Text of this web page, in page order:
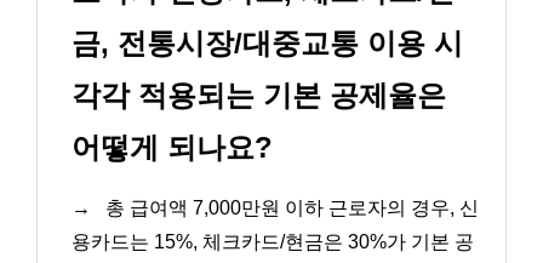
금, 전통시장/대중교통 이용 시
각각 적용되는 기본 공제율은
어떻게 되나요?
→
총 급여액 7,000만원 이하 근로자의 경우, 신
용카드는 15%, 체크카드/현금은 30%가 기본 공